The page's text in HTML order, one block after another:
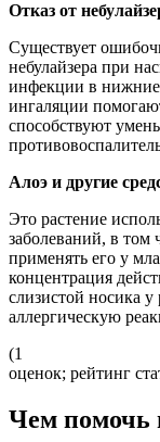
Отказ от
Существует
небулайзера при
инфекции в нижние
ингаляции
способствуют
Алоэ и другие
Это растение
заболеваний, в том
применять его у
концентрация
слизистой носика
аллергическую
(1
оценок; рейтинг
Чем помочь